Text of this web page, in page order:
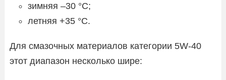
зимняя –30 °C;
летняя +35 °C.
Для смазочных материалов категории 5W-40
этот диапазон несколько шире: